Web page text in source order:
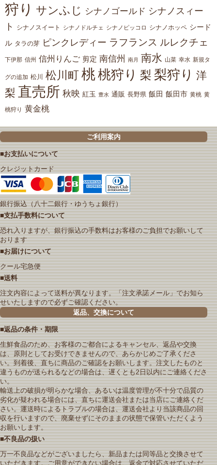
狩り サンふじ シナノゴールド シナノスィー
ト
シナノスイート シナノドルチェ シナノピッコロ シナノホッペ シード
ル タラの芽 ピンクレディー ラフランス ルレクチェ
下伊那 信州 信州りんご 剪定 南信州 南月 南水 山菜 幸水 新規タ
グの追加 松川 松川町 桃桃狩り 梨 梨狩り 洋
梨 直売所 秋映 紅玉 豊水 通販 長野県 飯田 飯田市 黄桃 黄
桃狩り 黄金桃
ご利用案内
■お支払いについて
クレジットカード
銀行振込（八十二銀行・ゆうちょ銀行）
■支払手数料について
恐れ入りますが、銀行振込の手数料はお客様のご負担でお願いして
おります
■お届けについて
クール宅急便
■送料
注文内容によって送料が異なります。「注文承諾メール」でお知ら
せいたしますので必ずご確認ください。
返品、交換について
■返品の条件・期限
生鮮食品のため、お客様のご都合によるキャンセル、返品や交換
は、原則としてお受けできませんので、あらかじめご了承くださ
い。到着後、直ちに商品のご確認をお願いします。注文したものと
違うものが送られるなどの場合は、遅くとも2日以内にご連絡くださ
い。
輸送上の破損が明らかな場合、あるいは温度管理が不十分で品質の
劣化が疑われる場合には、直ちに運送会社または当店にご連絡くだ
さい。運送時によるトラブルの場合は、運送会社より当該商品の回
収を行いますので、廃棄せずにそのままの状態で保管いただくよう
お願いします。
■不良品の扱い
万一不良品などがございましたら、新品または同等品と交換させて
いただきます。ご用意ができない場合は、返金で対応させていただ